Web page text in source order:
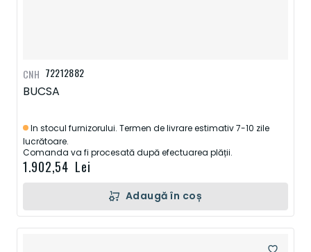
72212882
BUCSA
In stocul furnizorului. Termen de livrare estimativ 7-10 zile
lucrătoare.
Comanda va fi procesată după efectuarea plății.
1.902,54 Lei
CNH
Adaugă în coș